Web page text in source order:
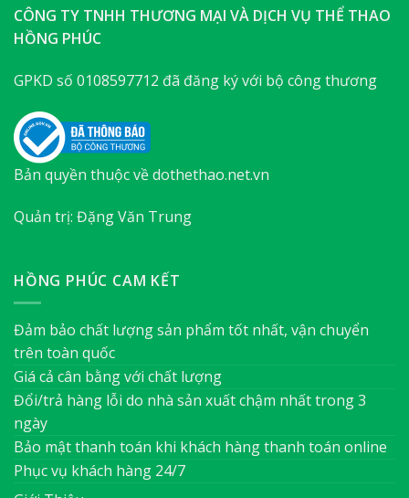
CÔNG TY TNHH THƯƠNG MẠI VÀ DỊCH VỤ THỂ THAO
HỒNG PHÚC
GPKD số 0108597712 đã đăng ký với bộ công thương
Bản quyền thuộc về dothethao.net.vn
Quản trị: Đặng Văn Trung
HỒNG PHÚC CAM KẾT
Đảm bảo chất lượng sản phẩm tốt nhất, vận chuyển
trên toàn quốc
Giá cả cân bằng với chất lượng
Đổi/trả hàng lỗi do nhà sản xuất chậm nhất trong 3
ngày
Bảo mật thanh toán khi khách hàng thanh toán online
Phục vụ khách hàng 24/7